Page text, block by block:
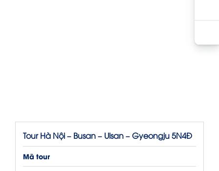
Tour Hà Nội – Busan – Ulsan – Gyeongju 5N4Đ
Mã tour